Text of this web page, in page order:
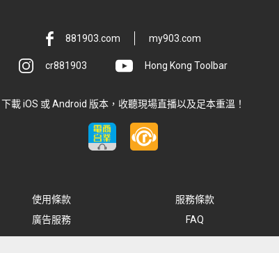
881903.com my903.com
cr881903 Hong Kong Toolbar
下載 iOS 或 Android 版本，收聽現場直播以及足本重溫！
使用條款 服務條款
廣告服務 FAQ